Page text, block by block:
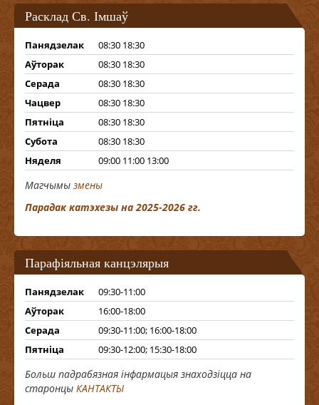
Расклад Св. Імшаў
Панядзелак
08:30 18:30
Аўторак
08:30 18:30
Серада
08:30 18:30
Чацвер
08:30 18:30
Пятніца
08:30 18:30
Субота
08:30 18:30
Няделя
09:00 11:00 13:00
Магчымы змены
Парадак катэхезы на 2025-2026 гг.
Парафіяльная канцэлярыя
Панядзелак
09:30-11:00
Аўторак
16:00-18:00
Серада
09:30-11:00; 16:00-18:00
Пятніца
09:30-12:00; 15:30-18:00
Больш падрабязная інфармацыя знаходзіцца на
старонцы КАНТАКТЫ